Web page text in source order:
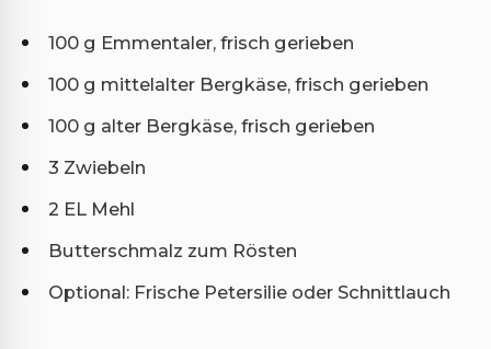
100 g Emmentaler, frisch gerieben
100 g mittelalter Bergkäse, frisch gerieben
100 g alter Bergkäse, frisch gerieben
3 Zwiebeln
2 EL Mehl
Butterschmalz zum Rösten
Optional: Frische Petersilie oder Schnittlauch